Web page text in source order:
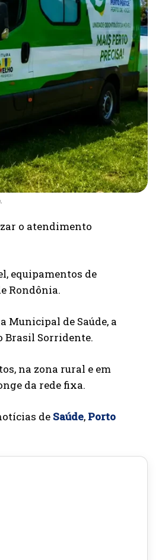
o atendimento
equipamentos de
Rondônia.
Municipal de Saúde, a
Brasil Sorridente.
na zona rural e em
da rede fixa.
de Saúde, Porto